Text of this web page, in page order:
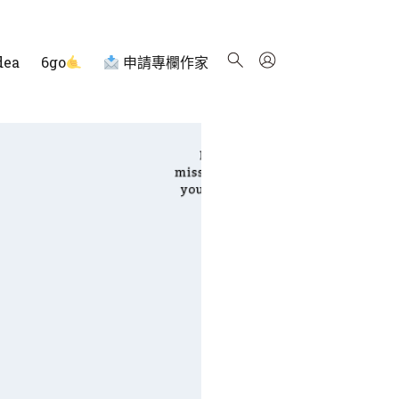
6go 申請專欄作家